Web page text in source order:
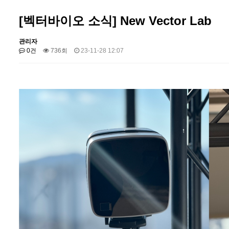
[벡터바이오 소식] New Vector Lab
관리자
0건
736회 23-11-28 12:07